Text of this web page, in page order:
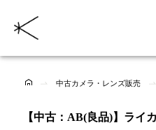
中古カメラ・レンズ販売
【中古：AB(良品)】ライ